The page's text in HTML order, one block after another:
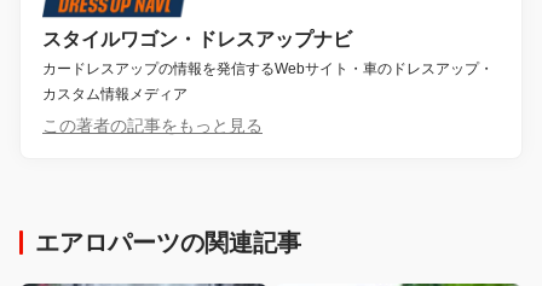
スタイルワゴン・ドレスアップナビ
カードレスアップの情報を発信するWebサイト・車のドレスアップ・
カスタム情報メディア
この著者の記事をもっと見る
エアロパーツの関連記事